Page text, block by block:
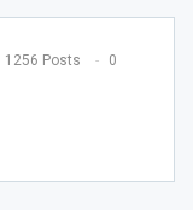
1256 Posts 0